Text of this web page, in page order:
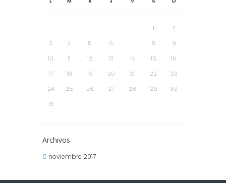
1
2
3
4 5 6 8
9
10
11 12 13 14 15
16
17
18 19 20 21 22
23
24
25 26 27 28 29
30
31
Archivos
noviembre 2017